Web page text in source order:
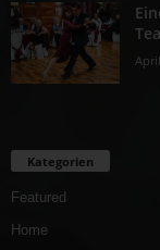
Kategorien
Featured
Home